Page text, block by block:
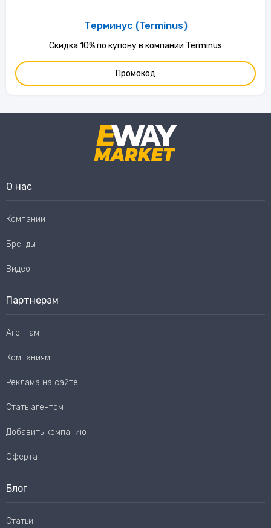
Терминус (Terminus)
Скидка 10% по купону в компании Terminus
Промокод
О нас
Компании
Бренды
Видео
Партнерам
Агентам
Компаниям
Реклама на сайте
Стать агентом
Добавить компанию
Оферта
Блог
Статьи